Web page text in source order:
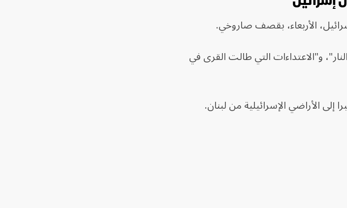
الأربعاء، بقصف صاروخي.
و"الاعتداءات التي طالت القرى في
الأراضي الإسرائيلية من لبنان.